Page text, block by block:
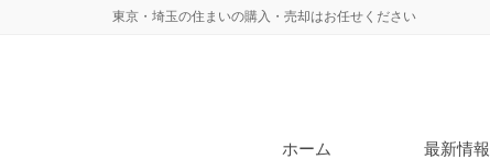
東京・埼玉の住まいの購入・売却はお任せください
ホーム 最新情報